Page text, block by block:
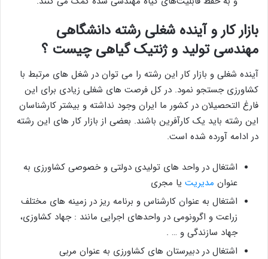
بازار کار و آینده شغلی رشته دانشگاهی
مهندسی تولید و ژنتیک گیاهی چیست ؟
آینده شغلی و بازار کار این رشته را می توان در شغل های مرتبط با
کشاورزی جستجو نمود. در کل فرصت های شغلی زیادی برای این
فارغ التحصیلان در کشور ما ایران وجود نداشته و بیشتر کارشناسان
این رشته باید یک کارآفرین باشند. بعضی از بازار کار های این رشته
در ادامه آورده شده است.
اشتغال در واحد های تولیدی دولتی و خصوصی کشاورزی به
عنوان مدیریت یا مجری
اشتغال به عنوان کارشناس و برنامه ریز در زمینه های مختلف
زراعت و اگرونومی در واحدهای اجرایی مانند : جهاد کشاوزی،
جهاد سازندگی و … .
اشتغال در دبیرستان های کشاورزی به عنوان مربی